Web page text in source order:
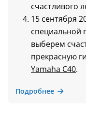
счастливого
15 сентября
выберем
прекрасную
Yamaha C40.
Подробнее